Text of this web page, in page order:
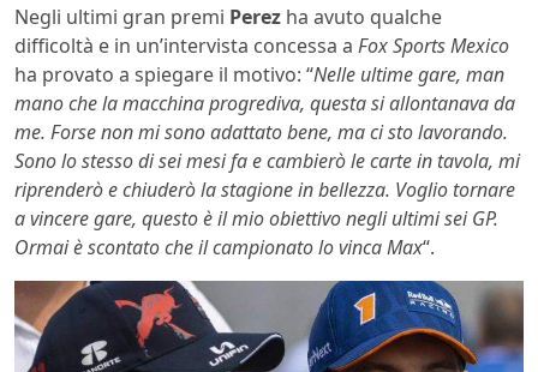
Negli ultimi gran premi Perez ha avuto qualche
difficoltà e in un’intervista concessa a Fox Sports Mexico
ha provato a spiegare il motivo: “Nelle ultime gare, man
mano che la macchina progrediva, questa si allontanava da
me. Forse non mi sono adattato bene, ma ci sto lavorando.
Sono lo stesso di sei mesi fa e cambierò le carte in tavola, mi
riprenderò e chiuderò la stagione in bellezza. Voglio tornare
a vincere gare, questo è il mio obiettivo negli ultimi sei GP.
Ormai è scontato che il campionato lo vinca Max“.